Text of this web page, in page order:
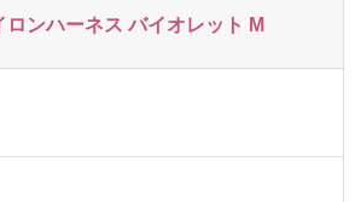
ンハーネス バイオレット M